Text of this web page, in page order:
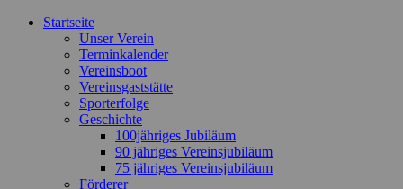
Startseite
Unser Verein
Terminkalender
Vereinsboot
Vereinsgaststätte
Sporterfolge
Geschichte
100jähriges Jubiläum
90 jähriges Vereinsjubiläum
75 jähriges Vereinsjubiläum
Förderer